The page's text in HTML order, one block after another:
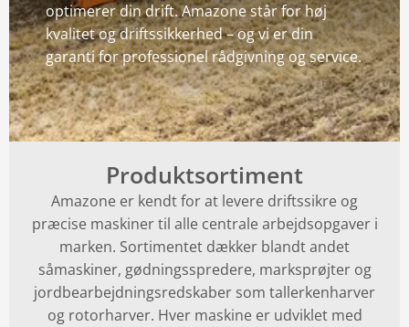
optimerer din drift. Amazone står for høj
kvalitet og driftssikkerhed – og vi er din
garanti for professionel rådgivning og service.
Produktsortiment
Amazone er kendt for at levere driftssikre og
præcise maskiner til alle centrale arbejdsopgaver i
marken. Sortimentet dækker blandt andet
såmaskiner, gødningsspredere, marksprøjter og
jordbearbejdningsredskaber som tallerkenharver
og rotorharver. Hver maskine er udviklet med
Köckerling
Have og Park
AMAZONE
Bednar